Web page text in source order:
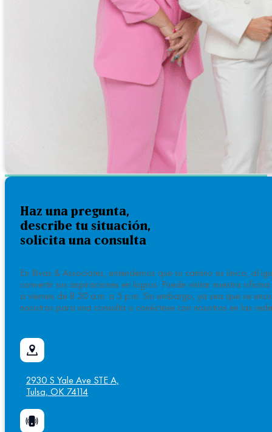
Haz una pregunta,
describe tu situación,
solicita una consulta
En Rivas & Associates, entendemos que su camino es único,
convertir sus aspiraciones en logros. Puede visitar nuestra
a viernes de 8:30 a.m. a 5 p.m. Sin embargo, ya sea que se
nosotros para una consulta o conéctese con nosotros en las
2930 S Yale Ave STE A,
Tulsa, OK 74114